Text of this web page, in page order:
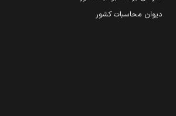
دیوان محاسبات کشور